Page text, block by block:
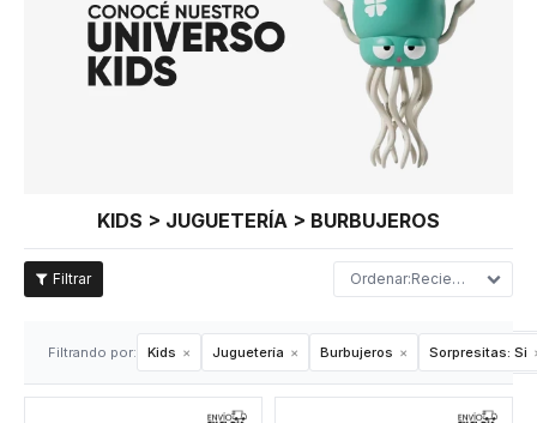
KIDS > JUGUETERÍA > BURBUJEROS
Recientes
Filtrando por: Kids Juguetería Burbujeros Sorpresitas: Si